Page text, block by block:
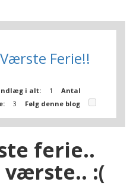
Ferie!!
i alt: 1
Antal
3 Følg denne blog
ferie..
værste.. :(